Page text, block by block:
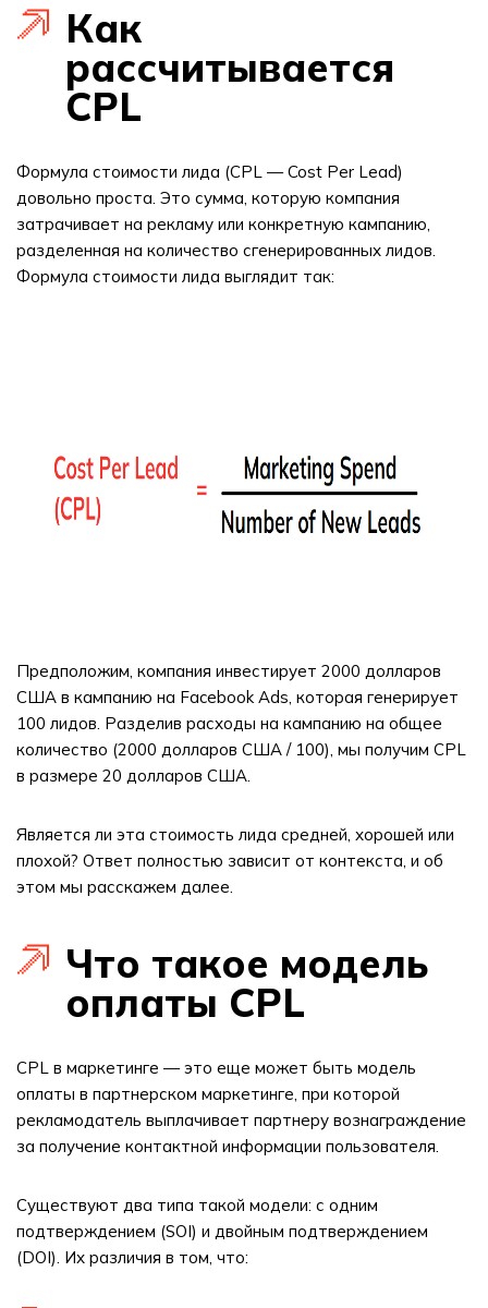
Как
рассчитывается
CPL
Формула стоимости лида (CPL — Cost Per Lead)
довольно проста. Это сумма, которую компания
затрачивает на рекламу или конкретную кампанию,
разделенная на количество сгенерированных лидов.
Формула стоимости лида выглядит так:
Предположим, компания инвестирует 2000 долларов
США в кампанию на Facebook Ads, которая генерирует
100 лидов. Разделив расходы на кампанию на общее
количество (2000 долларов США / 100), мы получим CPL
в размере 20 долларов США.
Является ли эта стоимость лида средней, хорошей или
плохой? Ответ полностью зависит от контекста, и об
этом мы расскажем далее.
Что такое модель
оплаты CPL
CPL в маркетинге — это еще может быть модель
оплаты в партнерском маркетинге, при которой
рекламодатель выплачивает партнеру вознаграждение
за получение контактной информации пользователя.
Существуют два типа такой модели: с одним
подтверждением (SOI) и двойным подтверждением
(DOI). Их различия в том, что: